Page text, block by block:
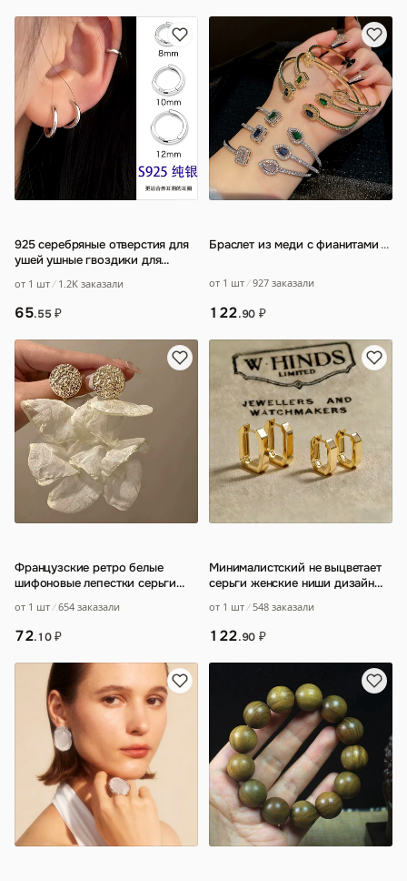
925 серебряные отверстия для
ушей ушные гвоздики для
от 1 шт 1.2K заказали
65.55 ₽
Браслет из меди с фианитами…
от 1 шт 927 заказали
122.90 ₽
Французские ретро белые
шифоновые лепестки серьги
от 1 шт 654 заказали
72.10₽
Минималистский не выцветает
серьги женские ниши дизайн
новый …
от 1 шт 548 заказали
122.90 ₽